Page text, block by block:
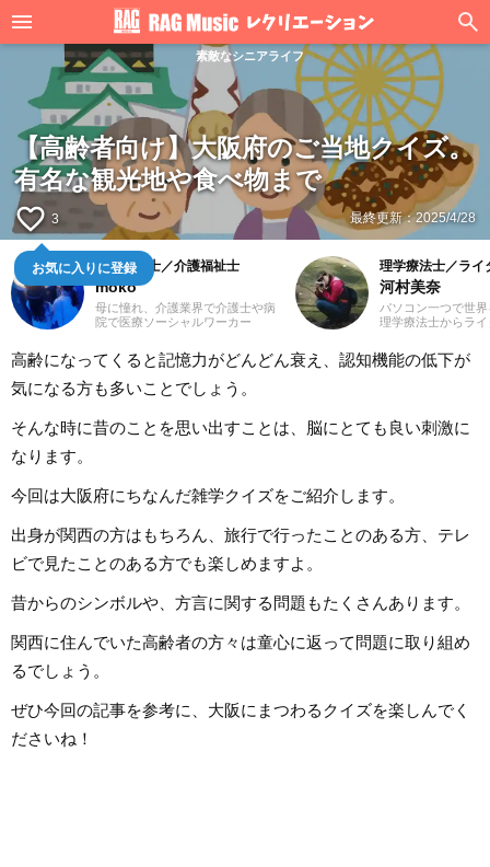
素敵なシニアライフ
【高齢者向け】大阪府のご当地クイズ。
有名な観光地や食べ物まで
favorite_border 3
お気に入りに登録
最終更新：2025/4/28
社会福祉士／介護福祉士
moko
母に憧れ、介護業界で介護士や病
院で医療ソーシャルワーカー
ママ、mokoと申します。前職での
経験を活かして、主に介護に関す
る記事を執筆してまいります。ど
うぞよろしくお願いいたします。
理学療法士／ライ
河村美奈
パソコン一つで世
理学療法士からラ
の方が知って良か
章をお届けできた
高齢になってくると記憶力がどんどん衰え、認知機能の低下が
気になる方も多いことでしょう。
そんな時に昔のことを思い出すことは、脳にとても良い刺激に
なります。
今回は大阪府にちなんだ雑学クイズをご紹介します。
出身が関西の方はもちろん、旅行で行ったことのある方、テレ
ビで見たことのある方でも楽しめますよ。
昔からのシンボルや、方言に関する問題もたくさんあります。
関西に住んでいた高齢者の方々は童心に返って問題に取り組め
るでしょう。
ぜひ今回の記事を参考に、大阪にまつわるクイズを楽しんでく
ださいね！